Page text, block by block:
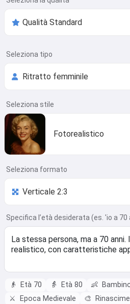
Seleziona tipo
Seleziona stile
Fotorealistico
Seleziona formato
Specifica l’età desiderata (es. 'io a 70
👴 Età 70 👵 Età 80 👶
⚔️
Epoca Medievale 🎨